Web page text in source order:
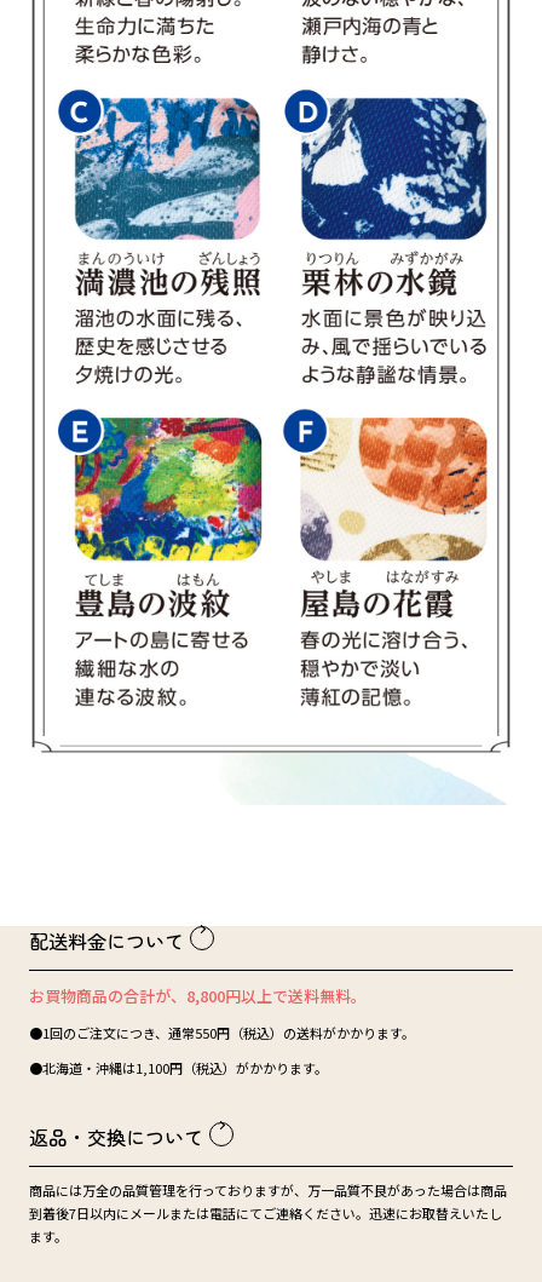
配送料金について
お買物商品の合計が、8,800円以上で送料無料。
●1回のご注文につき、通常550円（税込）の送料がかかります。
●北海道・沖縄は1,100円（税込）がかかります。
返品・交換について
商品には万全の品質管理を行っておりますが、万一品質不良があった場合は商品
到着後7日以内にメールまたは電話にてご連絡ください。迅速にお取替えいたし
ます。